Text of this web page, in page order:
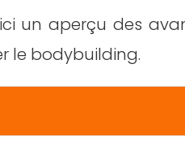
un aperçu des
le bodybuilding.